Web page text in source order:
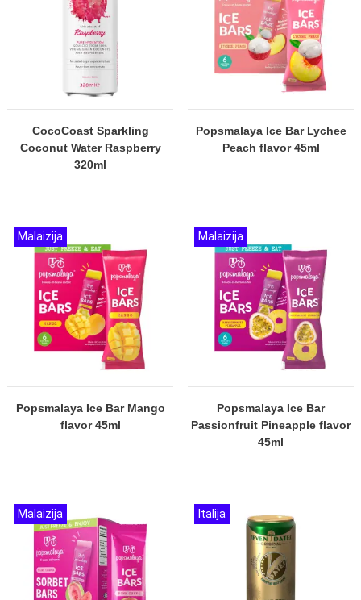
CocoCoast Sparkling
Coconut Water Raspberry
320ml
Popsmalaya Ice Bar Lychee
Peach flavor 45ml
Popsmalaya Ice Bar Mango
flavor 45ml
Malaizija
Popsmalaya Ice Bar
Passionfruit Pineapple flavor
45ml
Malaizija
Malaizija Italija